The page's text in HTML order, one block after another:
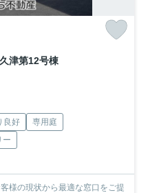
津第12号棟
良好
専用庭
ー
様の現状から最適な窓口をご提